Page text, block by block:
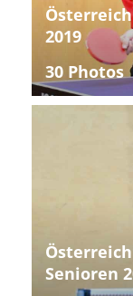
2019
30 Photos
Senioren